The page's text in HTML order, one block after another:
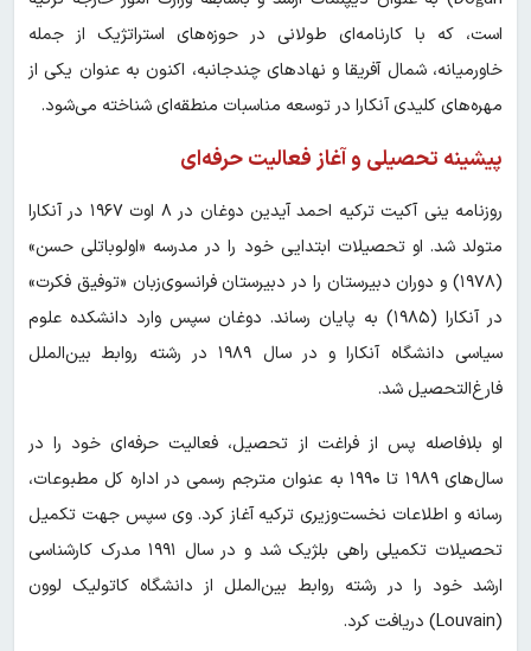
است، که با کارنامه‌ای طولانی در حوزه‌های استراتژیک از جمله
خاورمیانه، شمال آفریقا و نهادهای چندجانبه، اکنون به عنوان یکی از
مهره‌های کلیدی آنکارا در توسعه مناسبات منطقه‌ای شناخته می‌شود.
پیشینه تحصیلی و آغاز فعالیت حرفه‌ای
روزنامه ینی آکیت ترکیه احمد آیدین دوغان در ۸ اوت ۱۹۶۷ در آنکارا
متولد شد. او تحصیلات ابتدایی خود را در مدرسه «اولوباتلی حسن»
(۱۹۷۸) و دوران دبیرستان را در دبیرستان فرانسوی‌زبان «توفیق فکرت»
در آنکارا (۱۹۸۵) به پایان رساند. دوغان سپس وارد دانشکده علوم
سیاسی دانشگاه آنکارا و در سال ۱۹۸۹ در رشته روابط بین‌الملل
فارغ‌التحصیل شد.
او بلافاصله پس از فراغت از تحصیل، فعالیت حرفه‌ای خود را در
سال‌های ۱۹۸۹ تا ۱۹۹۰ به عنوان مترجم رسمی در اداره کل مطبوعات،
رسانه و اطلاعات نخست‌وزیری ترکیه آغاز کرد. وی سپس جهت تکمیل
تحصیلات تکمیلی راهی بلژیک شد و در سال ۱۹۹۱ مدرک کارشناسی
ارشد خود را در رشته روابط بین‌الملل از دانشگاه کاتولیک لوون
(Louvain) دریافت کرد.